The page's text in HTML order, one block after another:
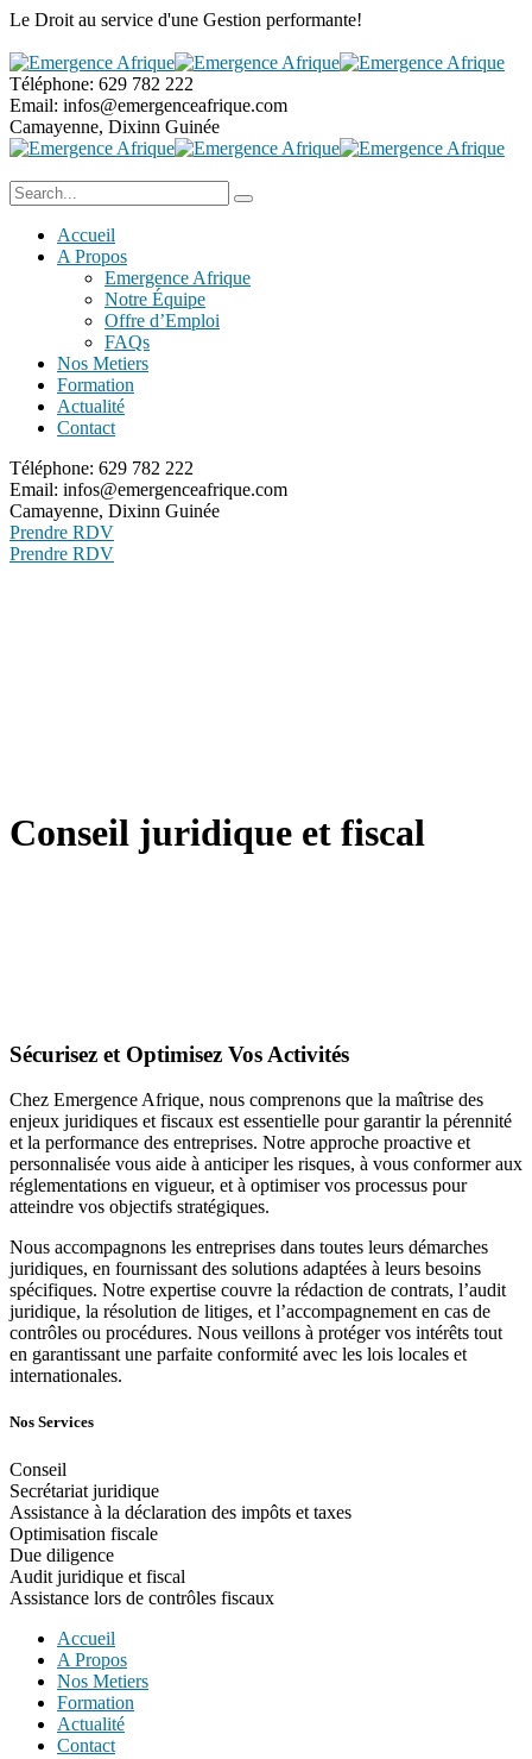
Le Droit au service d'une Gestion performante!
Téléphone: 629 782 222
Email: infos@emergenceafrique.com
Camayenne, Dixinn Guinée
Accueil
A Propos
Emergence Afrique
Notre Équipe
Offre d’Emploi
FAQs
Nos Metiers
Formation
Actualité
Contact
Téléphone: 629 782 222
Email: infos@emergenceafrique.com
Camayenne, Dixinn Guinée
Prendre RDV
Prendre RDV
Conseil juridique et fiscal
Sécurisez et Optimisez Vos Activités
Chez Emergence Afrique, nous comprenons que la maîtrise des
enjeux juridiques et fiscaux est essentielle pour garantir la pérennité
et la performance des entreprises. Notre approche proactive et
personnalisée vous aide à anticiper les risques, à vous conformer aux
réglementations en vigueur, et à optimiser vos processus pour
atteindre vos objectifs stratégiques.
Nous accompagnons les entreprises dans toutes leurs démarches
juridiques, en fournissant des solutions adaptées à leurs besoins
spécifiques. Notre expertise couvre la rédaction de contrats, l’audit
juridique, la résolution de litiges, et l’accompagnement en cas de
contrôles ou procédures. Nous veillons à protéger vos intérêts tout
en garantissant une parfaite conformité avec les lois locales et
internationales.
Nos Services
Conseil
Secrétariat juridique
Assistance à la déclaration des impôts et taxes
Optimisation fiscale
Due diligence
Audit juridique et fiscal
Assistance lors de contrôles fiscaux
Accueil
A Propos
Nos Metiers
Formation
Actualité
Contact